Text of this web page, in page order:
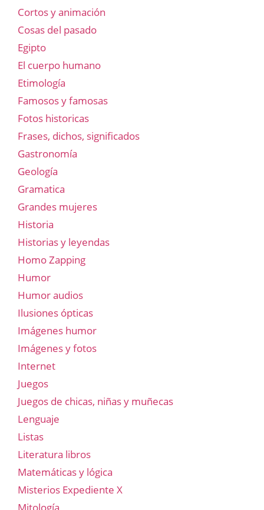
Cortos y animación
Cosas del pasado
Egipto
El cuerpo humano
Etimología
Famosos y famosas
Fotos historicas
Frases, dichos, significados
Gastronomía
Geología
Gramatica
Grandes mujeres
Historia
Historias y leyendas
Homo Zapping
Humor
Humor audios
Ilusiones ópticas
Imágenes humor
Imágenes y fotos
Internet
Juegos
Juegos de chicas, niñas y muñecas
Lenguaje
Listas
Literatura libros
Matemáticas y lógica
Misterios Expediente X
Mitología